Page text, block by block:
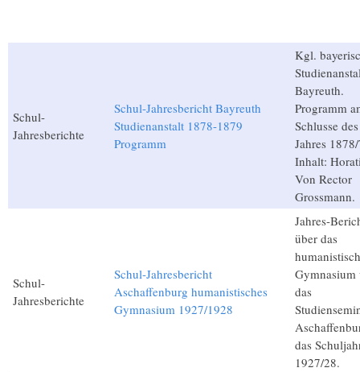
Schul-
Jahresberichte
Schul-Jahresbericht Bayreuth
Studienanstalt 1878-1879
Programm
Kgl.
Bayreuth.
Programm
Schlusse des
Jahres
Inhalt:
Von Rector
Grossmann.
Schul-
Jahresberichte
Schul-Jahresbericht
Aschaffenburg humanistisches
Gymnasium 1927/1928
Jahres-
über das
Gymnasium
das
das
1927/28.